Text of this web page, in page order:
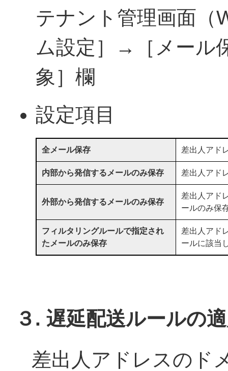
テナント管理画面
ム設定］→［メール
象］欄
設定項目
全メール保存 差出人アド
内部から発信するメールのみ保存 差出人アド
外部から発信するメールのみ保存
差出人アド
ールのみ保
フィルタリングルールで指定され
たメールのみ保存
差出人アド
ールに該当
３. 遅延配送ルールの
差出人アドレスのド